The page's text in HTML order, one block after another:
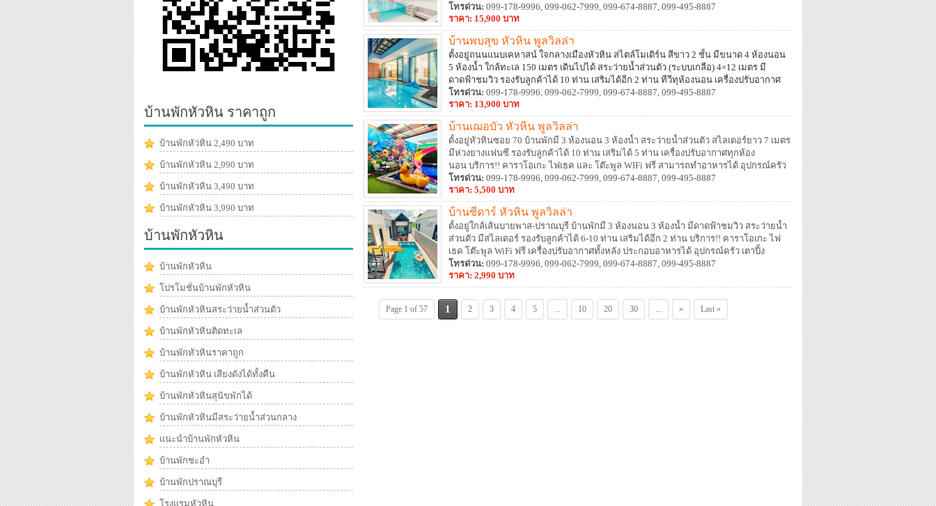
อุปกรณ์ครัว เตาปิ้งย่างครบ สิ่งอำนวยความสะดวกครบครัน
โทรด่วน: 099-178-9996, 099-062-7999, 099-674-8887, 099-495-8887
ราคา: 15,900 บาท
บ้านพบสุข หัวหิน พูลวิลล่า
ตั้งอยู่ถนนแนบเคหาสน์ ใจกลางเมืองหัวหิน สไตล์โมเดิร์น สีขาว 2 ชั้น มีขนาด 4 ห้องนอน
5 ห้องน้ำ ใกล้ทะเล 150 เมตร เดินไปได้ สระว่ายน้ำส่วนตัว (ระบบเกลือ) 4×12 เมตร มี
ดาดฟ้าชมวิว รองรับลูกค้าได้ 10 ท่าน เสริมได้อีก 2 ท่าน ทีวีทุห้องนอน เครื่องปรับอากาศ
ทุกห้องนอน บริการ!! WIFI ฟรี สามารถทำอาหารได้ อุปกรณ์ครัว เตาปิ้งย่าง
โทรด่วน: 099-178-9996, 099-062-7999, 099-674-8887, 099-495-8887
ราคา: 13,900 บาท
บ้านเฌอบัว หัวหิน พูลวิลล่า
ตั้งอยู่หัวหินซอย 70 บ้านพักมี 3 ห้องนอน 3 ห้องน้ำ สระว่ายน้ำส่วนตัว สไลเดอร์ยาว 7 เมตร
มีห่วงยางแฟนซี รองรับลูกค้าได้ 10 ท่าน เสริมได้ 5 ท่าน เครื่องปรับอากาศทุกห้อง
นอน บริการ!! คาราโอเกะ ไฟเธค และ โต๊ะพูล WIFi ฟรี สามารถทำอาหารได้ อุปกรณ์ครัว
เตาปิ้งย่าง
โทรด่วน: 099-178-9996, 099-062-7999, 099-674-8887, 099-495-8887
ราคา: 5,500 บาท
บ้านซีดาร์ หัวหิน พูลวิลล่า
ตั้งอยู่ใกล้เส้นบายพาส-ปราณบุรี บ้านพักมี 3 ห้องนอน 3 ห้องน้ำ มีดาดฟ้าชมวิว สระว่ายน้้ำ
ส่วนตัว มีสไลเดอร์ รองรับลูกค้าได้ 6-10 ท่าน เสริมได้อีก 2 ท่าน บริการ!! คาราโอเกะ ไฟ
เธค โต๊ะพูล WiFi ฟรี เครื่องปรับอากาศทั้งหลัง ประกอบอาหารได้ อุปกรณ์ครัว เตาปิ้ง
ย่าง สุนัข/แมวสามารถเข้าพักได้ด้วย (มีค่าบริการ)
โทรด่วน: 099-178-9996, 099-062-7999, 099-674-8887, 099-495-8887
ราคา: 2,990 บาท
Page 1 of 57 1 2 3 4 5 10 20 30 » Last »
บ้านพักหัวหิน ราคาถูก
บ้านพักหัวหิน 2,490 บาท
บ้านพักหัวหิน 2,990 บาท
บ้านพักหัวหิน 3,490 บาท
บ้านพักหัวหิน 3,990 บาท
บ้านพักหัวหิน
บ้านพักหัวหิน
โปรโมชั่นบ้านพักหัวหิน
บ้านพักหัวหินสระว่ายน้ำส่วนตัว
บ้านพักหัวหินติดทะเล
บ้านพักหัวหินราคาถูก
บ้านพักหัวหิน เสียงดังได้ทั้งคืน
บ้านพักหัวหินสุนัขพักได้
บ้านพักหัวหินมีสระว่ายน้ำส่วนกลาง
แนะนำบ้านพักหัวหิน
บ้านพักชะอำ
บ้านพักปราณบุรี
โรงแรมหัวหิน